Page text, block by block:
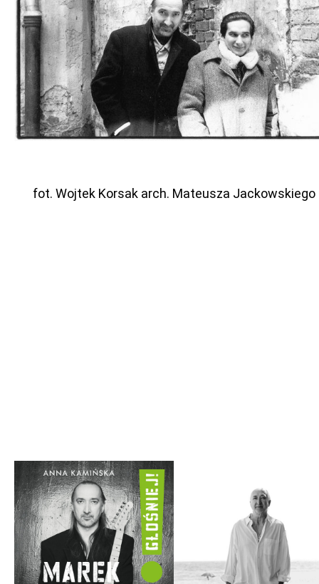
fot. Wojtek Korsak arch. Mateusza Jackowskiego